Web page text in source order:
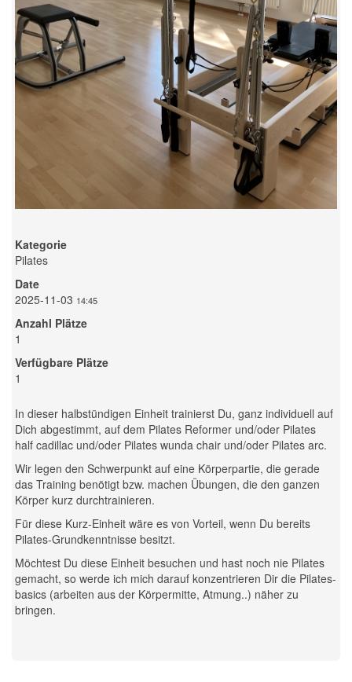
Kategorie
Pilates
Date
2025-11-03 14:45
Anzahl Plätze
1
Verfügbare Plätze
1
In dieser halbstündigen Einheit trainierst Du, ganz individuell auf
Dich abgestimmt, auf dem Pilates Reformer und/oder Pilates
half cadillac und/oder Pilates wunda chair und/oder Pilates arc.
Wir legen den Schwerpunkt auf eine Körperpartie, die gerade
das Training benötigt bzw. machen Übungen, die den ganzen
Körper kurz durchtrainieren.
Für diese Kurz-Einheit wäre es von Vorteil, wenn Du bereits
Pilates-Grundkenntnisse besitzt.
Möchtest Du diese Einheit besuchen und hast noch nie Pilates
gemacht, so werde ich mich darauf konzentrieren Dir die Pilates-
basics (arbeiten aus der Körpermitte, Atmung..) näher zu
bringen.